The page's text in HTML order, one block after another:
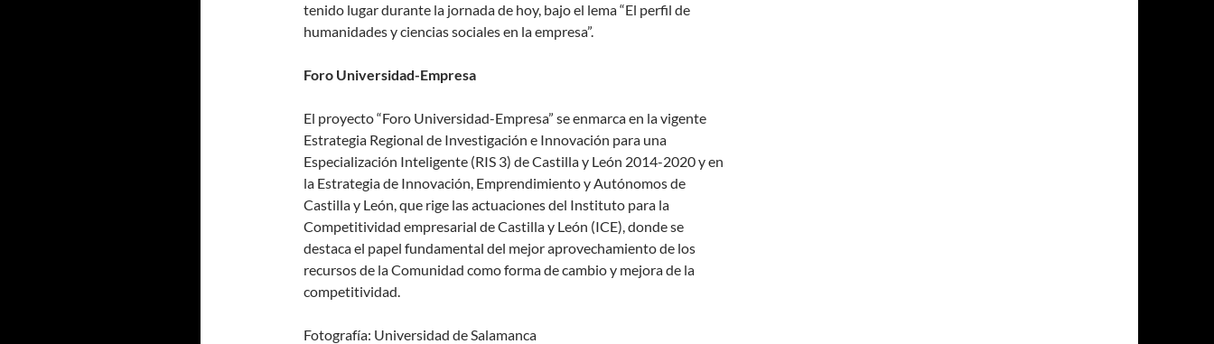
tenido lugar durante la jornada de hoy, bajo el lema “El perfil de
humanidades y ciencias sociales en la empresa”.
Foro Universidad-Empresa
El proyecto “Foro Universidad-Empresa” se enmarca en la vigente
Estrategia Regional de Investigación e Innovación para una
Especialización Inteligente (RIS 3) de Castilla y León 2014-2020 y en
la Estrategia de Innovación, Emprendimiento y Autónomos de
Castilla y León, que rige las actuaciones del Instituto para la
Competitividad empresarial de Castilla y León (ICE), donde se
destaca el papel fundamental del mejor aprovechamiento de los
recursos de la Comunidad como forma de cambio y mejora de la
competitividad.
Fotografía: Universidad de Salamanca